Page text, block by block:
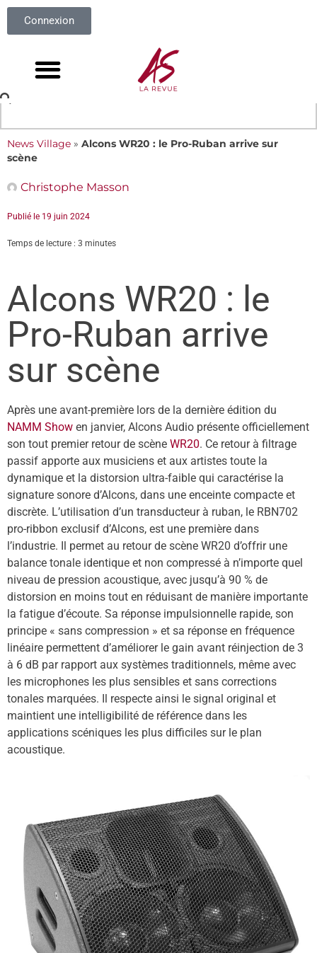
Connexion
News Village » Alcons WR20 : le Pro-Ruban arrive sur
scène
Christophe Masson
Publié le 19 juin 2024
Temps de lecture : 3 minutes
Alcons WR20 : le
Pro-Ruban arrive
sur scène
Après une avant-première lors de la dernière édition du
NAMM Show en janvier, Alcons Audio présente officiellement
son tout premier retour de scène WR20. Ce retour à filtrage
passif apporte aux musiciens et aux artistes toute la
dynamique et la distorsion ultra-faible qui caractérise la
signature sonore d’Alcons, dans une enceinte compacte et
discrète. L’utilisation d’un transducteur à ruban, le RBN702
pro-ribbon exclusif d’Alcons, est une première dans
l’industrie. Il permet au retour de scène WR20 d’offrir une
balance tonale identique et non compressé à n’importe quel
niveau de pression acoustique, avec jusqu’à 90 % de
distorsion en moins tout en réduisant de manière importante
la fatigue d’écoute. Sa réponse impulsionnelle rapide, son
principe « sans compression » et sa réponse en fréquence
linéaire permettent d’améliorer le gain avant réinjection de 3
à 6 dB par rapport aux systèmes traditionnels, même avec
les microphones les plus sensibles et sans corrections
tonales marquées. Il respecte ainsi le signal original et
maintient une intelligibilité de référence dans les
applications scéniques les plus difficiles sur le plan
acoustique.